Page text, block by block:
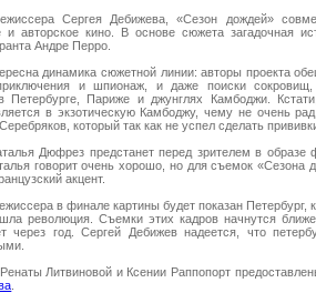
Сергея Дебижева, «Сезон дождей»
и авторское кино. В основе сюжета загадочная
Андре Перро.
динамика сюжетной линии: авторы проекта
и шпионаж, и даже поиски
Петербурге, Париже и джунглях Камбоджи.
в экзотическую Камбоджу, чему не очень
который так как не успел сделать
Дюфрез предстанет перед зрителем в образе
говорит очень хорошо, но для съемок «Сезона
акцент.
в финале картины будет показан Петербург,
революция. Съемки этих кадров начнутся
через год. Сергей Дебижев надеется, что
Литвиновой и Ксении Раппопорт